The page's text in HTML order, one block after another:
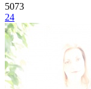
5073
24